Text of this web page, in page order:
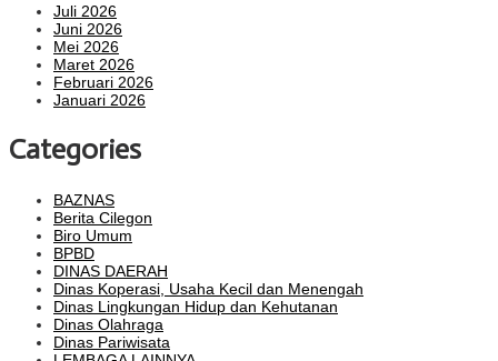
Juli 2026
Juni 2026
Mei 2026
Maret 2026
Februari 2026
Januari 2026
Categories
BAZNAS
Berita Cilegon
Biro Umum
BPBD
DINAS DAERAH
Dinas Koperasi, Usaha Kecil dan Menengah
Dinas Lingkungan Hidup dan Kehutanan
Dinas Olahraga
Dinas Pariwisata